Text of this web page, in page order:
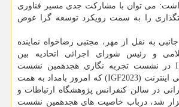
می توان با مشارکت جدی مسیر فناوری
را به سمت رویکرد توسعه گرا عوض
به نقل از مهر، مجتبی رضاخواه نماینده
و رئیس شورای اجرائی اتحادیه بین
المجالس جهانی IPU در نشست تجربه نگاری هجدهمین نشست
سالانه مجمع حکمرانی اینترنت (IGF2023) که امروز بامداد به همت
در سالن کنفرانس پژوهشگاه ارتباطات و
شد، درباب خاصیت های هجدهمین نشست